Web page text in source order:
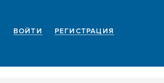
РЕГИСТРАЦИЯ
ВОЙТИ